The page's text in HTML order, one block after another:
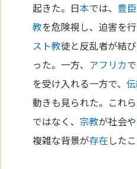
起きた。日本では、 豊
教を危険視し、迫害を行
スト教徒と反乱者が結
った。一方、 アフリカ
を受け入れる一方で、
動きも見られた。これ
ではなく、 宗教が社会や
複雑な背景が存在した